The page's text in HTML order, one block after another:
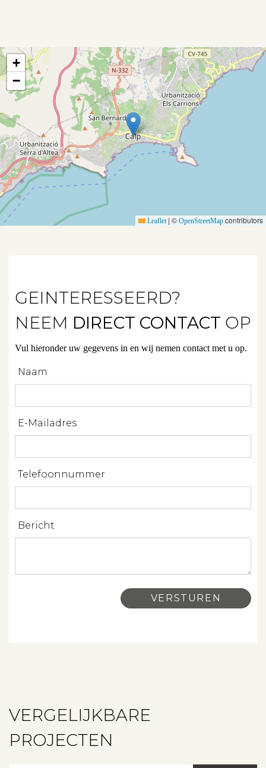
Koopwoningen
Huurwoningen
Verkocht
Verhuurd
Diensten
Verhuren
Projectbegeleiding
Zoeken
Contact
+
−
Leaflet | © OpenStreetMap contributors
GEINTERESSEERD?
NEEM DIRECT CONTACT OP
Vul hieronder uw gegevens in en wij nemen contact met u op.
Naam
E-Mailadres
Telefoonnummer
Bericht
VERGELIJKBARE
PROJECTEN